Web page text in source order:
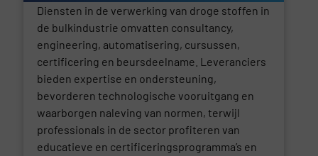
Diensten in de verwerking van droge stoffen in
de bulkindustrie omvatten consultancy,
engineering, automatisering, cursussen,
certificering en beursdeelname. Leveranciers
bieden expertise en ondersteuning,
bevorderen technologische vooruitgang en
waarborgen naleving van normen, terwijl
professionals in de sector profiteren van
educatieve en certificeringsprogramma’s en